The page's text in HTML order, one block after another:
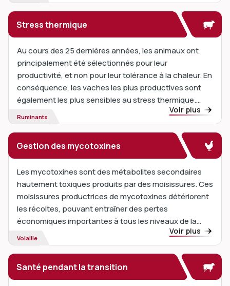
Stress thermique
Au cours des 25 dernières années, les animaux ont
principalement été sélectionnés pour leur
productivité, et non pour leur tolérance à la chaleur. En
conséquence, les vaches les plus productives sont
également les plus sensibles au stress thermique.
Avec le réchauffement climatique et la multiplication
des vagues de chaleur, ce problème devient de plus
Voir plus
Ruminants
Gestion des mycotoxines
Les mycotoxines sont des métabolites secondaires
hautement toxiques produits par des moisissures. Ces
moisissures productrices de mycotoxines détériorent
les récoltes, pouvant entraîner des pertes
économiques importantes à tous les niveaux de la
production alimentaire et de l'alimentation animale.
Voir plus
Volaille
Santé pendant la transition